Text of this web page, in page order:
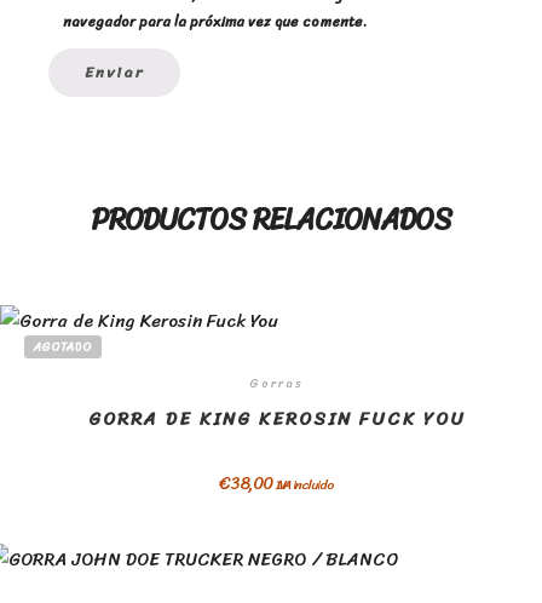
navegador para la próxima vez que comente.
PRODUCTOS RELACIONADOS
AGOTADO
Gorras
GORRA DE KING KEROSIN FUCK YOU
€38,00IVA incluido